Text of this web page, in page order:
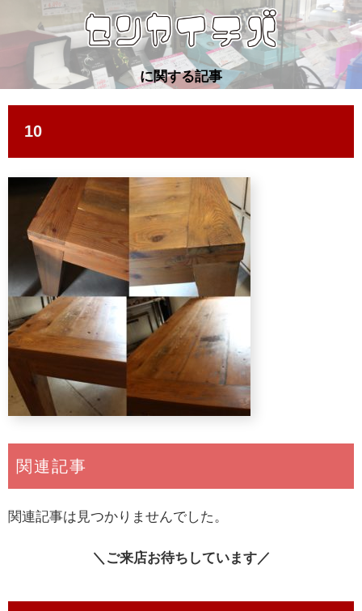
に関する記事
10
関連記事
関連記事は見つかりませんでした。
＼ご来店お待ちしています／